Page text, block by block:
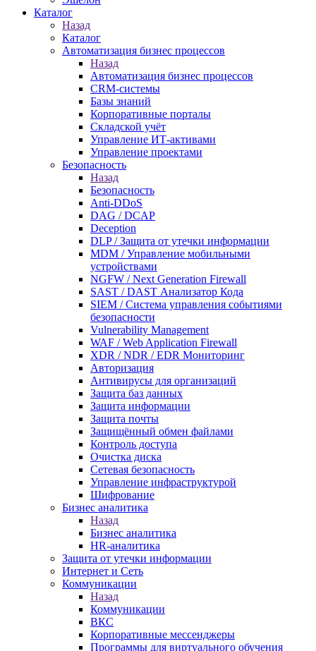
Каталог
Назад
Каталог
Автоматизация бизнес процессов
Назад
Автоматизация бизнес процессов
CRM-системы
Базы знаний
Корпоративные порталы
Складской учёт
Управление ИТ-активами
Управление проектами
Безопасность
Назад
Безопасность
Anti-DDoS
DAG / DCAP
Deception
DLP / Защита от утечки информации
MDM / Управление мобильными
устройствами
NGFW / Next Generation Firewall
SAST / DAST Анализатор Кода
SIEM / Система управления событиями
безопасности
Vulnerability Management
WAF / Web Application Firewall
XDR / NDR / EDR Мониторинг
Авторизация
Антивирусы для организаций
Защита баз данных
Защита информации
Защита почты
Защищённый обмен файлами
Контроль доступа
Очистка диска
Сетевая безопасность
Управление инфраструктурой
Шифрование
Бизнес аналитика
Назад
Бизнес аналитика
HR-аналитика
Защита от утечки информации
Интернет и Сеть
Коммуникации
Назад
Коммуникации
ВКС
Корпоративные мессенджеры
Программы для виртуального обучения